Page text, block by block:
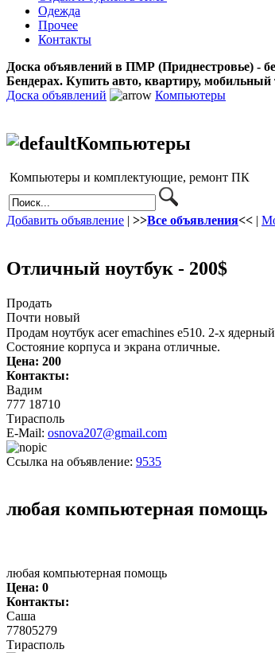
Одежда
Прочее
Контакты
Доска объявлений в ПМР (Приднестровье) -
Бендерах. Купить авто, квартиру,
Доска объявлений
Компьютеры
Компьютеры
Компьютеры и комплектующие, ремонт ПК
Добавить объявление | >>Все объявления<< |
Отличный ноутбук - 200$
Продать
Почти новый
Продам ноутбук acer emachines e510. 2-х
Состояние корпуса и экрана отличные.
Цена: 200
Контакты:
Вадим
777 18710
Тирасполь
E-Mail: osnova207@gmail.com
Ссылка на объявление: 9535
любая компьютерная помощь
любая компьютерная помощь
Цена: 0
Контакты:
Саша
77805279
Тирасполь